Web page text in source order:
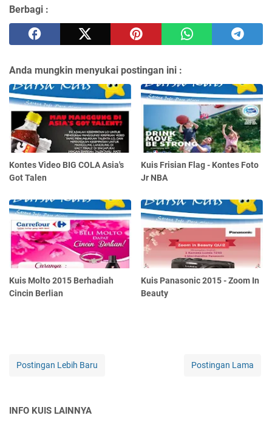
Berbagi :
Anda mungkin menyukai postingan ini :
Kontes Video BIG COLA Asia's
Got Talen
Kuis Frisian Flag - Kontes Foto
Jr NBA
Kuis Molto 2015 Berhadiah
Cincin Berlian
Kuis Panasonic 2015 - Zoom In
Beauty
Postingan Lebih Baru Postingan Lama
INFO KUIS LAINNYA